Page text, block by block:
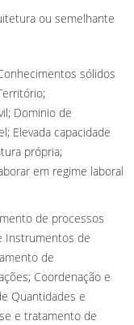
ou semelhante
sólidos
Dominio de
Elevada capacidade
própria;
em regime laboral
de processos
Instrumentos de
de
Coordenação e
Quantidades e
e tratamento de